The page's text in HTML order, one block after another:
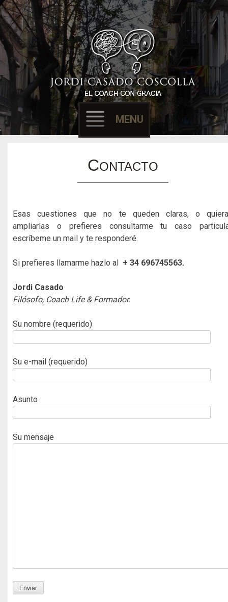
EL COACH CON
GRACIA
Filósofo & Coach
MENU
CONTACTO
Esas cuestiones que no te queden claras, o
ampliarlas o prefieres consultarme tu caso
escríbeme un mail y te responderé.
Si prefieres llamarme hazlo al + 34 696745563.
Jordi Casado
Filósofo, Coach Life & Formador.
Su nombre (requerido)
Su e-mail (requerido)
Asunto
Su mensaje